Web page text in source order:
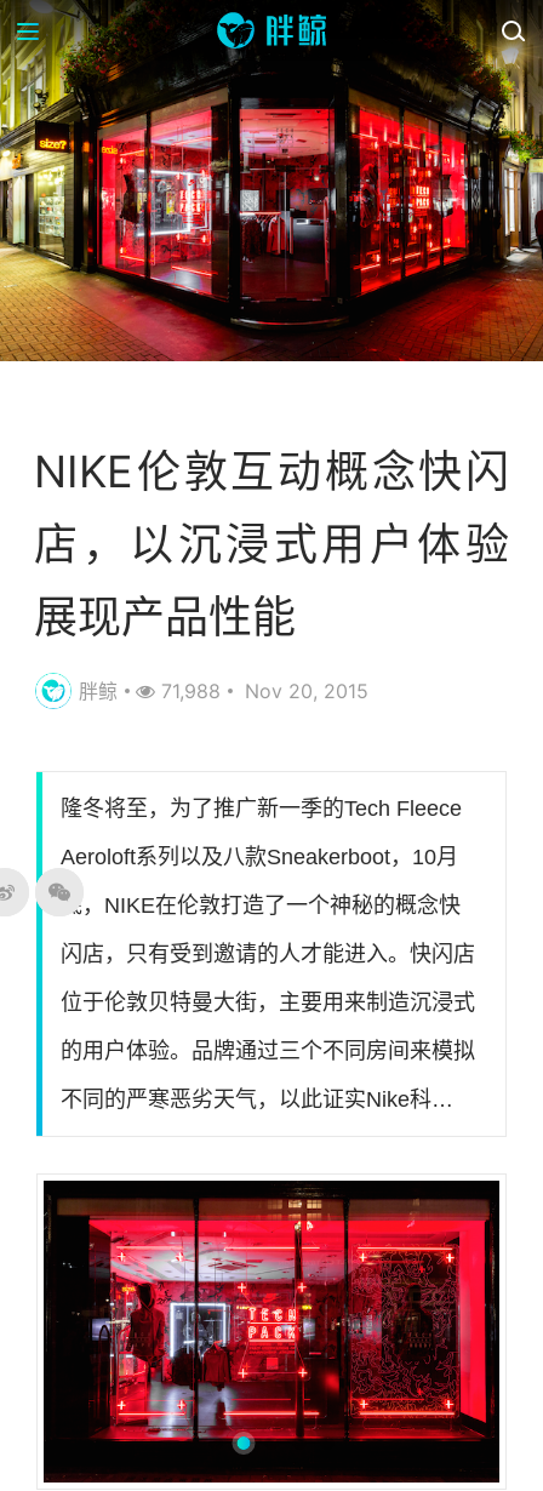
NIKE伦敦互动概念快闪
店，以沉浸式用户体验
展现产品性能
胖鲸 71,988 Nov 20, 2015
隆冬将至，为了推广新一季的Tech Fleece
Aeroloft系列以及八款Sneakerboot，10月
底，NIKE在伦敦打造了一个神秘的概念快
闪店，只有受到邀请的人才能进入。快闪店
位于伦敦贝特曼大街，主要用来制造沉浸式
的用户体验。品牌通过三个不同房间来模拟
不同的严寒恶劣天气，以此证实Nike科…